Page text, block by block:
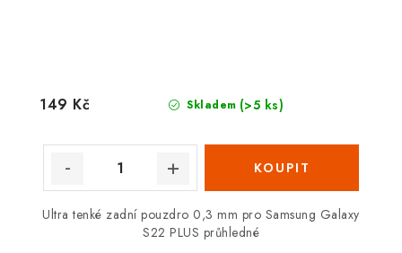
Skladem (>5 ks)
149 Kč
Ultra tenké zadní pouzdro 0,3 mm pro Samsung Galaxy
S22 PLUS průhledné